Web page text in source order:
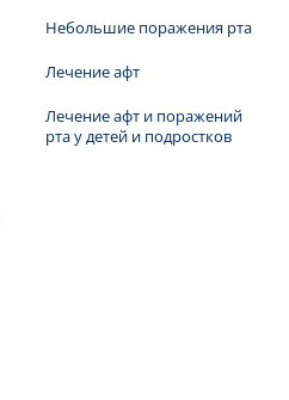
Небольшие поражения рта
Лечение афт
Лечение афт и поражений
рта у детей и подростков